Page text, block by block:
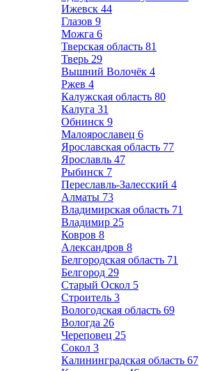
Ижевск 44
Глазов 9
Можга 6
Тверская область 81
Тверь 29
Вышний Волочёк 4
Ржев 4
Калужская область 80
Калуга 31
Обнинск 9
Малоярославец 6
Ярославская область 77
Ярославль 47
Рыбинск 7
Переславль-Залесский 4
Алматы 73
Владимирская область 71
Владимир 25
Ковров 8
Александров 8
Белгородская область 71
Белгород 29
Старый Оскол 5
Строитель 3
Вологодская область 69
Вологда 26
Череповец 25
Сокол 3
Калининградская область 67